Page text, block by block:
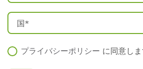
プライバシーポリシー に同意し